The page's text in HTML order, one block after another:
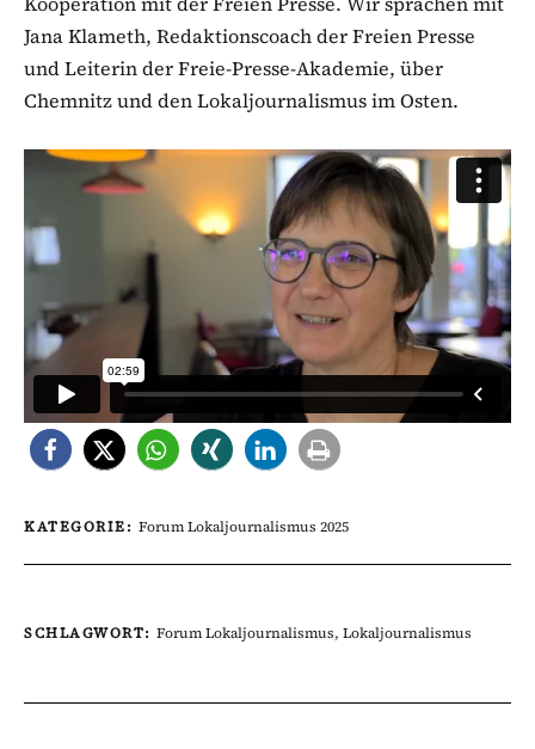
Jana Klameth, Redaktionscoach der Freien Presse
und Leiterin der Freie-Presse-Akademie, über
Chemnitz und den Lokaljournalismus im Osten.
KATEGORIE: Forum Lokaljournalismus 2025
SCHLAGWORT: Forum Lokaljournalismus, Lokaljournalismus